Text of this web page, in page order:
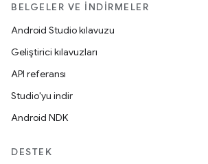
BELGELER VE İNDIRMELER
Android Studio kılavuzu
Geliştirici kılavuzları
API referansı
Studio'yu indir
Android NDK
DESTEK